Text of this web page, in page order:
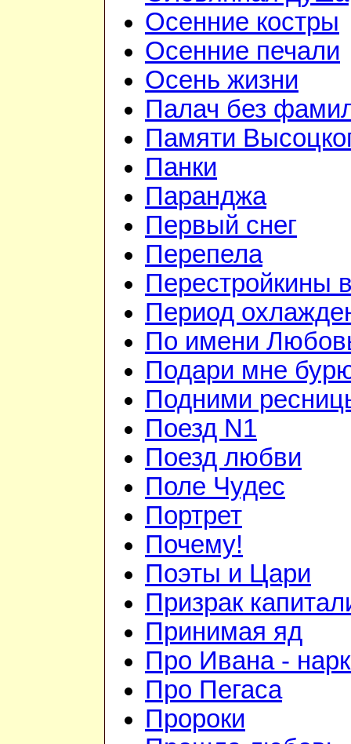
Осенние костры
Осенние печали
Осень жизни
Палач без
Памяти
Панки
Паранджа
Первый снег
Перепела
Перестройкины
Период
По имени
Подари мне
Подними
Поезд N1
Поезд любви
Поле Чудес
Портрет
Почему!
Поэты и Цари
Призрак
Принимая яд
Про Ивана -
Про Пегаса
Пророки